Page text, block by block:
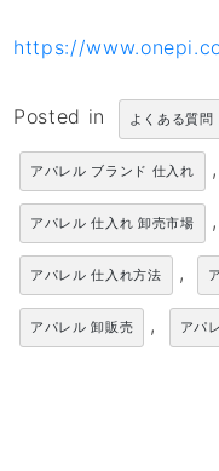
https://
Posted in よくある質問
アパレル ブランド 仕入れ ,
アパレル 仕入れ 卸売市場 ,
アパレル 仕入れ方法 ,
アパレル 卸販売 , アパ